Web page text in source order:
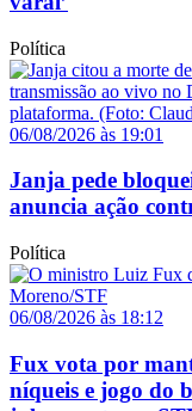
Política
06/08/2026 às 19:01
Janja pede
anuncia ação
Política
06/08/2026 às 18:12
Fux vota por
níqueis e jogo do